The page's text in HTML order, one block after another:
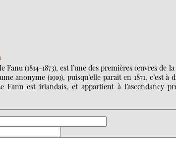
(1814-1873), est l’une des premières œuvres de
anonyme (1919), puisqu’elle parait en 1871, c’est
Fanu est irlandais, et appartient à l’ascendancy